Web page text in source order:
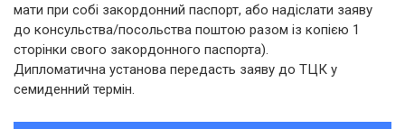
мати при собі закордонний паспорт, або надіслати заяву
до консульства/посольства поштою разом із копією 1
сторінки свого закордонного паспорта).
Дипломатична установа передасть заяву до ТЦК у
семиденний термін.